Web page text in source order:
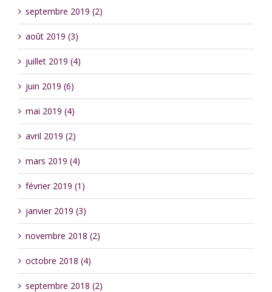
septembre 2019 (2)
août 2019 (3)
juillet 2019 (4)
juin 2019 (6)
mai 2019 (4)
avril 2019 (2)
mars 2019 (4)
février 2019 (1)
janvier 2019 (3)
novembre 2018 (2)
octobre 2018 (4)
septembre 2018 (2)